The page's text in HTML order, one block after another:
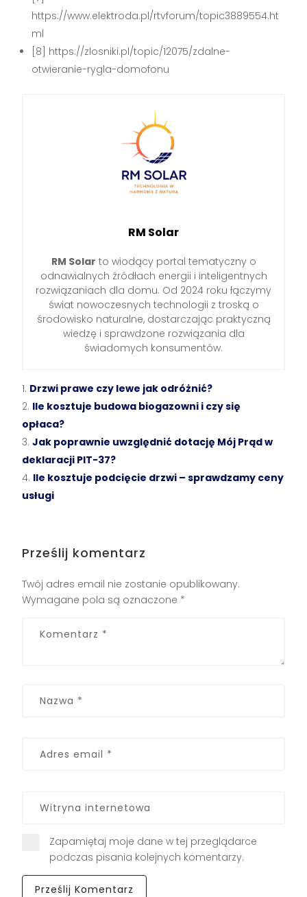
https://www.elektroda.pl/rtvforum/topic3889554.ht
ml
[8] https://zlosniki.pl/topic/12075/zdalne-
otwieranie-rygla-domofonu
RM Solar
RM Solar to wiodący portal tematyczny o
odnawialnych źródłach energii i inteligentnych
rozwiązaniach dla domu. Od 2024 roku łączymy
świat nowoczesnych technologii z troską o
środowisko naturalne, dostarczając praktyczną
wiedzę i sprawdzone rozwiązania dla
świadomych konsumentów.
Drzwi prawe czy lewe jak odróżnić?
Ile kosztuje budowa biogazowni i czy się
opłaca?
Jak poprawnie uwzględnić dotację Mój Prąd w
deklaracji PIT-37?
Ile kosztuje podcięcie drzwi – sprawdzamy ceny
usługi
Prześlij komentarz
Twój adres email nie zostanie opublikowany.
Wymagane pola są oznaczone *
Zapamiętaj moje dane w tej przeglądarce
podczas pisania kolejnych komentarzy.